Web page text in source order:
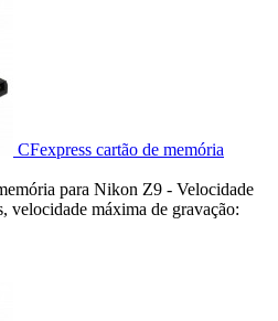
CFexpress cartão de memória
para Nikon Z9 - Velocidade
velocidade máxima de gravação: